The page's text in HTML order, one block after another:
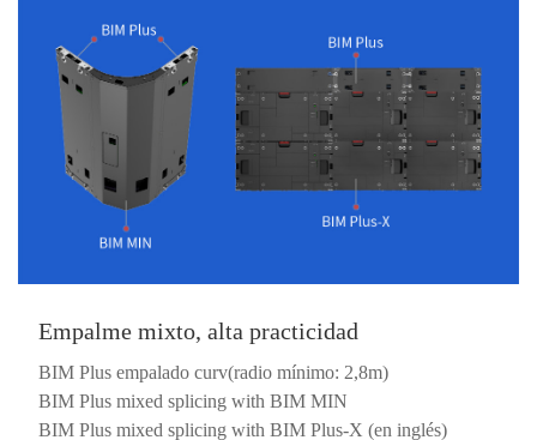
Empalme mixto, alta practicidad
BIM Plus empalado curv(radio mínimo: 2,8m)
BIM Plus mixed splicing with BIM MIN
BIM Plus mixed splicing with BIM Plus-X (en inglés)